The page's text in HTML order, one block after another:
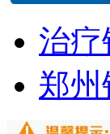
治
郑